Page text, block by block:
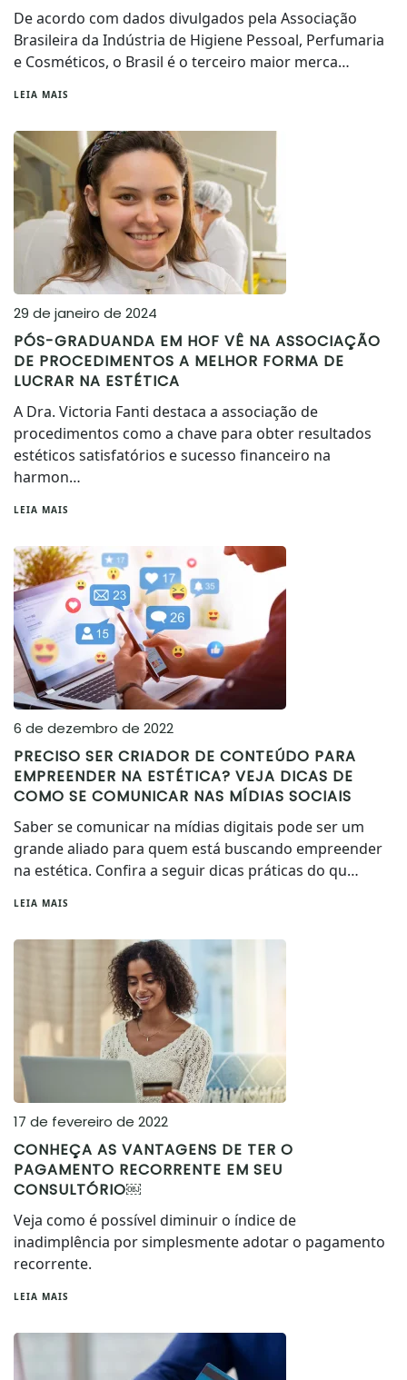
De acordo com dados divulgados pela Associação
Brasileira da Indústria de Higiene Pessoal, Perfumaria
e Cosméticos, o Brasil é o terceiro maior merca…
LEIA MAIS
29 de janeiro de 2024
PÓS-GRADUANDA EM HOF VÊ NA ASSOCIAÇÃO
DE PROCEDIMENTOS A MELHOR FORMA DE
LUCRAR NA ESTÉTICA
A Dra. Victoria Fanti destaca a associação de
procedimentos como a chave para obter resultados
estéticos satisfatórios e sucesso financeiro na
harmon…
LEIA MAIS
6 de dezembro de 2022
PRECISO SER CRIADOR DE CONTEÚDO PARA
EMPREENDER NA ESTÉTICA? VEJA DICAS DE
COMO SE COMUNICAR NAS MÍDIAS SOCIAIS
Saber se comunicar na mídias digitais pode ser um
grande aliado para quem está buscando empreender
na estética. Confira a seguir dicas práticas do qu…
LEIA MAIS
17 de fevereiro de 2022
CONHEÇA AS VANTAGENS DE TER O
PAGAMENTO RECORRENTE EM SEU
CONSULTÓRIO￼
Veja como é possível diminuir o índice de
inadimplência por simplesmente adotar o pagamento
recorrente.
LEIA MAIS